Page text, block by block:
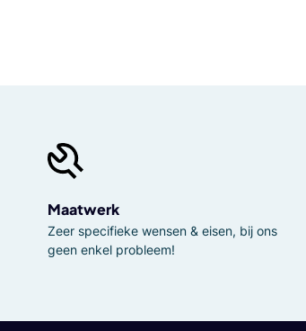
Maatwerk
Zeer specifieke wensen & eisen, bij ons
geen enkel probleem!